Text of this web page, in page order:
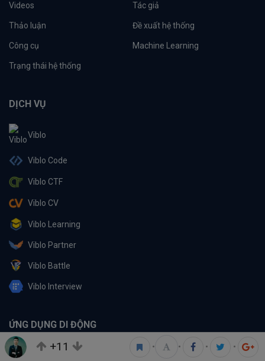
+11 • • • •
Videos Tác giả
Thảo luận Đề xuất hệ thống
Công cụ Machine Learning
Trạng thái hệ thống
DỊCH VỤ
Viblo
Viblo Code
Viblo CTF
Viblo CV
Viblo Learning
Viblo Partner
Viblo Battle
Viblo Interview
ỨNG DỤNG DI ĐỘNG